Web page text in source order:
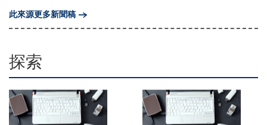
此來源更多新聞稿
探索